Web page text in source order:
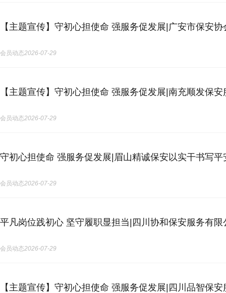
【主题宣传】守初心担使命 强服务促发展|广安市保安
会员动态2026-07-29
【主题宣传】守初心担使命 强服务促发展|南充顺发保
会员动态2026-07-29
守初心担使命 强服务促发展|眉山精诚保安以实干书写平
会员动态2026-07-29
平凡岗位践初心 坚守履职显担当|四川协和保安服务有
会员动态2026-07-29
【主题宣传】守初心担使命 强服务促发展|四川品智保